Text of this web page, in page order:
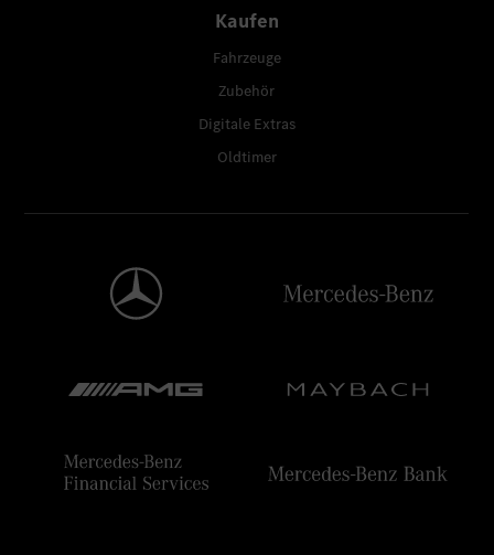
Kaufen
Fahrzeuge
Zubehör
Digitale Extras
Oldtimer